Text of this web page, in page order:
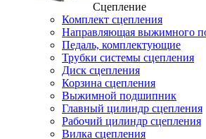
Сцепление
Комплект сцепления
Направляющая выжимного
Педаль, комплектующие
Трубки системы сцепления
Диск сцепления
Корзина сцепления
Выжимной подшипник
Главный цилиндр сцепления
Рабочий цилиндр сцепления
Вилка сцепления